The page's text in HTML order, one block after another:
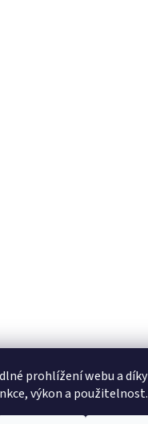
prohlížení webu a díky
výkon a použitelnost.